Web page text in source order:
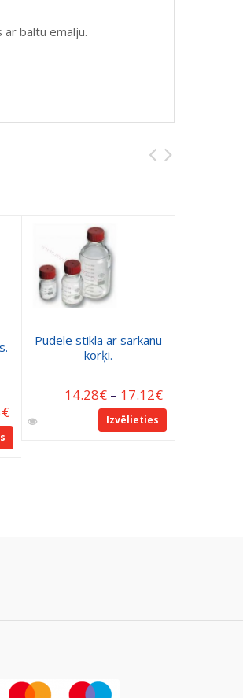
baltu emalju.
€
Pudele stikla ar sarkanu
korķi.
14.28€– 17.12€
Izvēlieties